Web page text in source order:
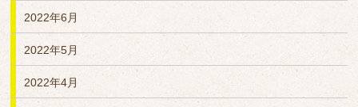
2022年6月
2022年5月
2022年4月